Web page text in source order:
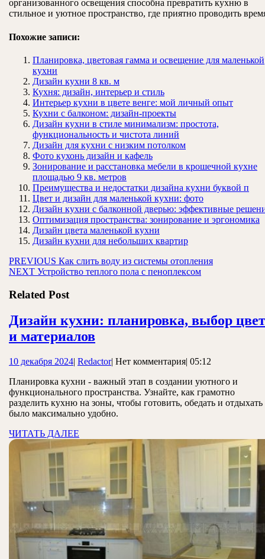
организованного освещения способна превратить кухню в
стильное и уютное пространство, где приятно проводить
Похожие записи:
Планировка, цветовая гамма и освещение для маленькой
кухни
Дизайн кухни 8 кв. м
Кухня: дизайн, интерьер и стиль
Интерьер кухни в цвете венге: мой личный опыт
Кухни с балконом: дизайн-проекты
Дизайн кухни в стиле минимализм: простота,
функциональность и чистота линий
Дизайн для кухни с низким потолком
Фото кухонь дизайн и кафель
Зонирование и расстановка мебели в крошечной кухне
площадью 9 кв. метров
Преимущества и недостатки дизайна кухни буквой п
Цвет и дизайн для маленькой кухни: фото
Дизайн кухни с балконной дверью: эффективные
Оптимизация пространства: зонирование и эргономика
Дизайн цвета маленькой кухни
Дизайн кухни для небольших квартир
Навигация
по
записям
PREVIOUS Предыдущая
запись:
Как слить воду из системы отопления
NEXT Следующая
Устройство теплого пола с пеноплексом
Related Post
Дизайн кухни: планировка, выбор
и материаловДизайн
планировка,
выбор
цвета
и
10 декабря 202410
2024
| RedactorRedactor
| Нет комментария| 05:12
Планировка кухни - важный этап в создании уютного и
функционального пространства. Узнайте, как грамотно
разделить кухню на зоны, чтобы готовить, обедать и отдыхать
было максимально удобно.
ЧИТАТЬ ДАЛЕЕ
ДАЛЕЕ